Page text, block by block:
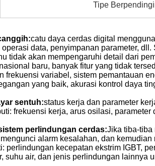
Tipe
catu daya cerdas digital
operasi data, penyimpanan parameter,
tidak akan mempengaruhi detail dari
baru, banyak fitur yang tidak
frekuensi variabel, sistem pemantauan
yang baik, akurasi kontrol daya
sentuh:status kerja dan parameter
frekuensi kerja, arus osilasi, parameter
perlindungan cerdas:Jika tiba-tiba
alarm kesalahan, dan
perlindungan kecepatan ekstrim IGBT,
suhu air, dan jenis perlindungan lainnya